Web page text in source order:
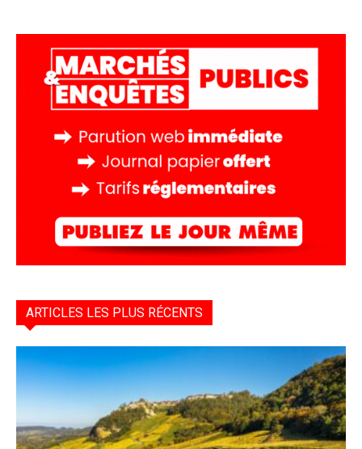
ARTICLES LES PLUS RÉCENTS